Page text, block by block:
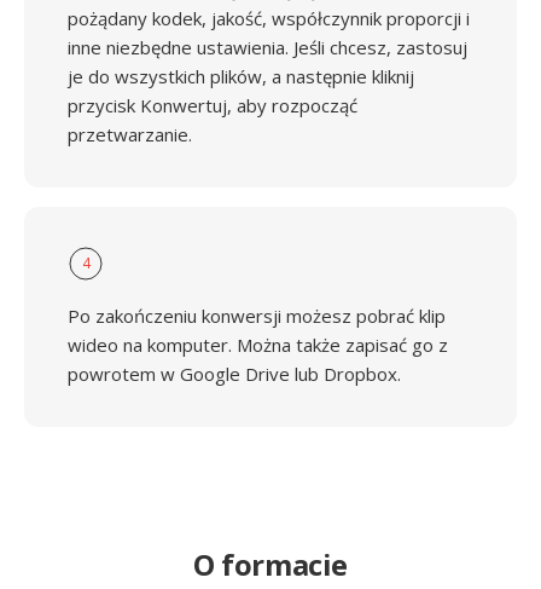
pożądany kodek, jakość, współczynnik proporcji i
inne niezbędne ustawienia. Jeśli chcesz, zastosuj
je do wszystkich plików, a następnie kliknij
przycisk Konwertuj, aby rozpocząć
przetwarzanie.
4
Po zakończeniu konwersji możesz pobrać klip
wideo na komputer. Można także zapisać go z
powrotem w Google Drive lub Dropbox.
O formacie